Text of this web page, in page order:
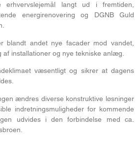
langt ud i fremtiden,
energirenovering og DGNB Guld
blandt andet nye facader mod vandet,
af installationer og nye tekniske anlæg.
væsentligt og sikrer at dagens
ændres diverse konstruktive løsninger
indretningsmuligheder for kommende
udvides i den forbindelse med ca.